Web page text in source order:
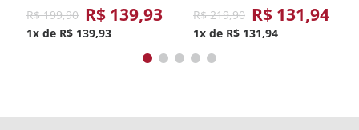
R$ 199,90 R$ 139,93
1 R$ 139,93
R$ 219,90 R$ 131,94
1 R$ 131,94